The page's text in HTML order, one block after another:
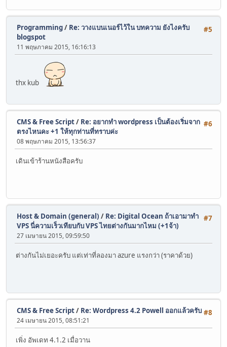
#5
Programming/ Re: วางแบนเนอร์ไว้ใน บทความ ยังไงครับ
blogspot
11 พฤษภาคม 2015, 16:16:13
thx kub
#6
CMS & Free Script/ Re: อยากทำ wordpress เป็นต้องเริ่มจาก
ตรงไหนคะ +1 ให้ทุกท่านที่ทราบค่ะ
08 พฤษภาคม 2015, 13:56:37
เดินเข้าร้านหนังสือครับ
#7
Host & Domain (general) / Re: Digital Ocean ถ้าเอามาทำ
VPS นี่ความเร็วเทียบกับ VPS ไทยต่างกันมากไหม (+1จ้า)
27 เมษายน 2015, 09:59:50
ต่างกันไม่เยอะครับ แต่เท่าที่ลองมา azure แรงกว่า (ราคาด้วย)
#8
CMS & Free Script/ Re: Wordpress 4.2 Powell ออกแล้วครับ
24 เมษายน 2015, 08:51:21
เพิ่ง อัพเดท 4.1.2 เมื่อวาน